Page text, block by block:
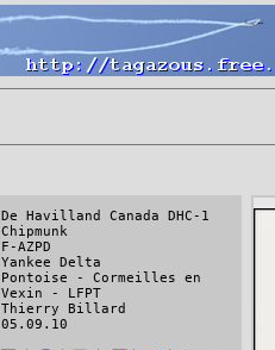
De Havilland Canada DHC-1
Chipmunk
F-AZPD
Yankee Delta
Pontoise - Cormeilles en
Vexin - LFPT
Thierry Billard
05.09.10